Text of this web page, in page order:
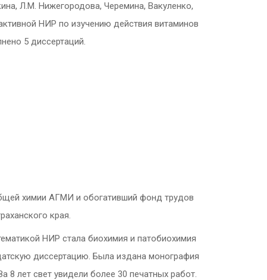
Л.М. Нижегородова, Черемина, Вакуленко,
НИР по изучению действия витаминов
5 диссертаций.
химии АГМИ и обогативший фонд трудов
края.
НИР стала биохимия и патобиохимия
диссертацию. Была издана монография
8 лет свет увидели более 30 печатных работ.